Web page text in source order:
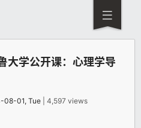
学公开课：心理学导
08-01, Tue | 4,597 views